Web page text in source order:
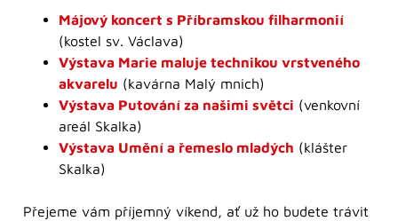
Májový koncert s Příbramskou filharmonií
(kostel sv. Václava)
Výstava Marie maluje technikou vrstveného
akvarelu (kavárna Malý mnich)
Výstava Putování za našimi světci (venkovní
areál Skalka)
Výstava Umění a řemeslo mladých (klášter
Skalka)
Přejeme vám příjemný víkend, ať už ho budete trávit